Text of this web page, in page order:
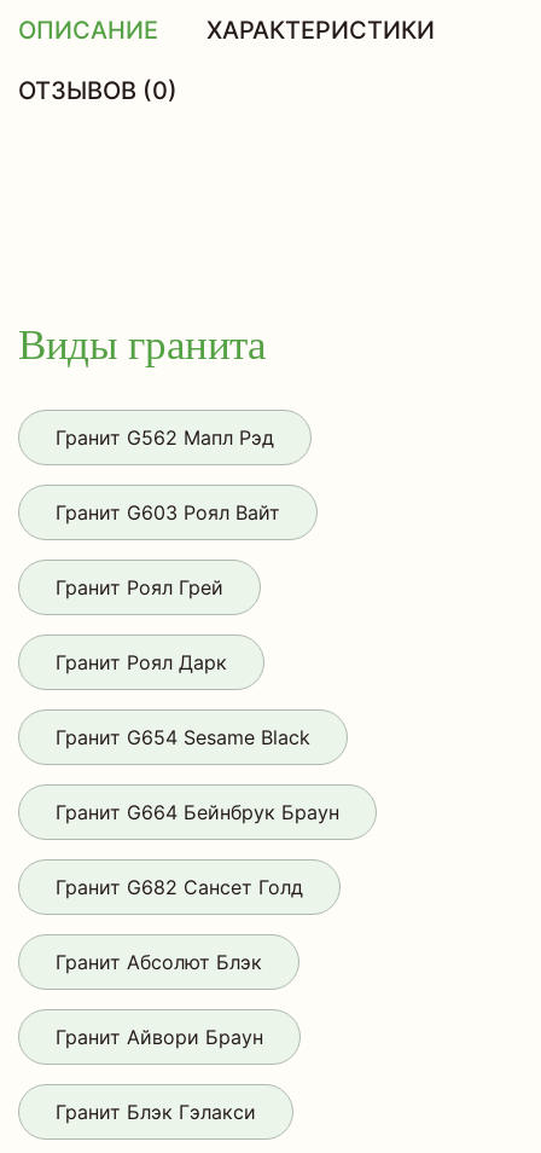
ОПИСАНИЕ ХАРАКТЕРИСТИКИ
ОТЗЫВОВ (0)
Виды гранита
Гранит G562 Мапл Рэд
Гранит G603 Роял Вайт
Гранит Роял Грей
Гранит Роял Дарк
Гранит G654 Sesame Black
Гранит G664 Бейнбрук Браун
Гранит G682 Сансет Голд
Гранит Абсолют Блэк
Гранит Айвори Браун
Гранит Блэк Гэлакси